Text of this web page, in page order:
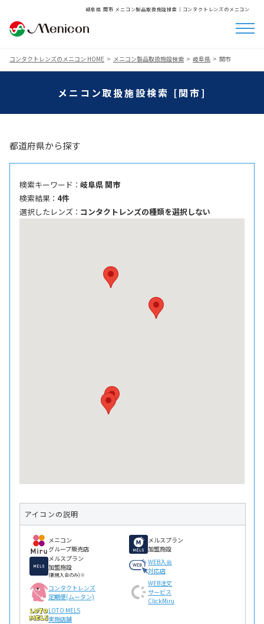
岐阜県 関市 メニコン製品取扱施設検索│コンタクトレンズのメニコン
コンタクトレンズのメニコン HOME メニコン製品取扱施設検索 岐阜県 関市
メニコン取扱施設検索 [関市]
都道府県から探す
検索キーワード ： 岐阜県 関市
検索結果 ： 4件
選択したレンズ ： コンタクトレンズの種類を選択しない
アイコンの説明
メニコン
グループ販売店
メルスプラン
加盟施設
メルスプラン
加盟施設
(新規入会のみ)※
WEB入会
対応店
コンタクトレンズ
定期便(ムータン)
WEB注文
サービス
ClickMiru
LOTO MELS
実施店舗